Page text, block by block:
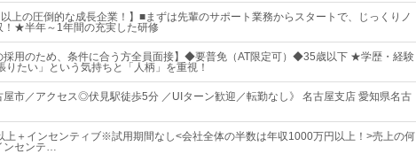
以上の圧倒的な成長企業！】■まずは先輩のサポート業務からスタートで、じっくりノ
！★半年～1年間の充実した研修
採用のため、条件に合う方全員面接】◆要普免（AT限定可）◆35歳以下 ★学歴・経験
たい」という気持ちと「人柄」を重視！
屋市／アクセス◎伏見駅徒歩5分 ／UIターン歓迎／転勤なし》 名古屋支店 愛知県名古
上＋インセンティブ※試用期間なし<会社全体の半数は年収1000万円以上！>売上の何
ンセンテ…